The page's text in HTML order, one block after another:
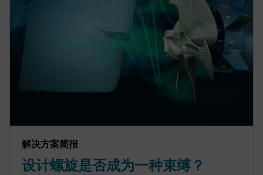
解决方案简报
设计螺旋是否成为一种束缚？